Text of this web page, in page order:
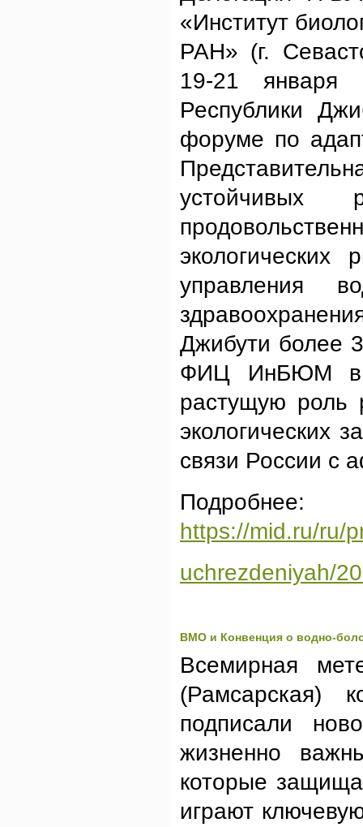
«Институт
РАН» (г.
19-21 января
Республики
форуме по
экологических
управления
Джибути более
ФИЦ ИнБЮМ в
растущую роль
экологических
связи России с
Подробнее:
https://mid.ru/ru/
uchrezdeniyah/
ВМО и Конвенция о водно-
Всемирная
(Рамсарская)
подписали
жизненно
которые
играют